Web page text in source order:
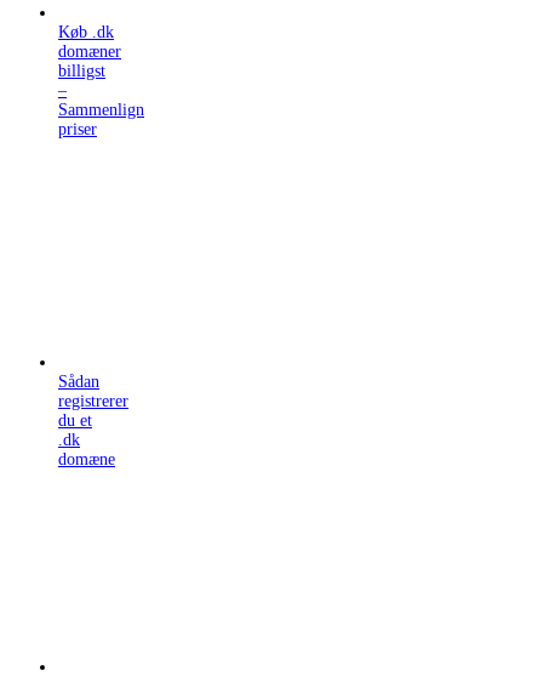
Køb .dk
domæner
billigst
–
Sammenlign
priser
Sådan
registrerer
du et
.dk
domæne